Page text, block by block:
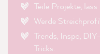
Teile Projekte,
Werde
Trends, Inspo,
Tricks.